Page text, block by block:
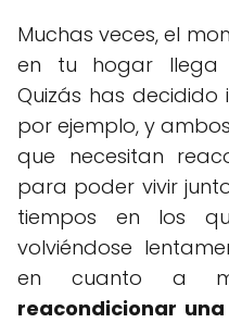
Muchas veces, el
en tu hogar llega
Quizás has
por ejemplo, y
que necesitan
para poder vivir
tiempos en los
volviéndose
en cuanto a
reacondicionar